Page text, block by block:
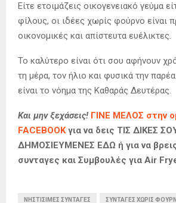
Είτε ετοιμάζεις οικογενειακό γεύμα
φίλους, οι ιδέες χωρίς φούρνο είναι
οικονομικές και απίστευτα ευέλικτες.
Το καλύτερο είναι ότι σου αφήνουν
τη μέρα, τον ήλιο και φυσικά την
είναι το νόημα της Καθαράς Δευτέρας.
Και μην ξεχάσεις! ΓΙΝΕ ΜΕΛΟΣ στην
FACEBOOKγια να δεις ΤΙΣ ΔΙΚΕΣ
ΔΗΜΟΣΙΕΥΜΕΝΕΣ ΕΔΩ ή για να
συνταγες και Συμβουλές για Air
ΝΗΣΤΙΣΙΜΕΣ ΣΥΝΤΑΓΕΣ ΣΥΝΤΑΓΕΣ ΧΩΡΙΣ